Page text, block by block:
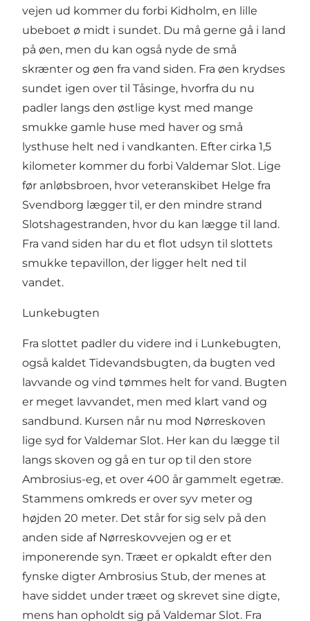
vejen ud kommer du forbi Kidholm, en lille
ubeboet ø midt i sundet. Du må gerne gå i land
på øen, men du kan også nyde de små
skrænter og øen fra vand siden. Fra øen krydses
sundet igen over til Tåsinge, hvorfra du nu
padler langs den østlige kyst med mange
smukke gamle huse med haver og små
lysthuse helt ned i vandkanten. Efter cirka 1,5
kilometer kommer du forbi Valdemar Slot. Lige
før anløbsbroen, hvor veteranskibet Helge fra
Svendborg lægger til, er den mindre strand
Slotshagestranden, hvor du kan lægge til land.
Fra vand siden har du et flot udsyn til slottets
smukke tepavillon, der ligger helt ned til
vandet.
Lunkebugten
Fra slottet padler du videre ind i Lunkebugten,
også kaldet Tidevandsbugten, da bugten ved
lavvande og vind tømmes helt for vand. Bugten
er meget lavvandet, men med klart vand og
sandbund. Kursen når nu mod Nørreskoven
lige syd for Valdemar Slot. Her kan du lægge til
langs skoven og gå en tur op til den store
Ambrosius-eg, et over 400 år gammelt egetræ.
Stammens omkreds er over syv meter og
højden 20 meter. Det står for sig selv på den
anden side af Nørreskovvejen og er et
imponerende syn. Træet er opkaldt efter den
fynske digter Ambrosius Stub, der menes at
have siddet under træet og skrevet sine digte,
mens han opholdt sig på Valdemar Slot. Fra